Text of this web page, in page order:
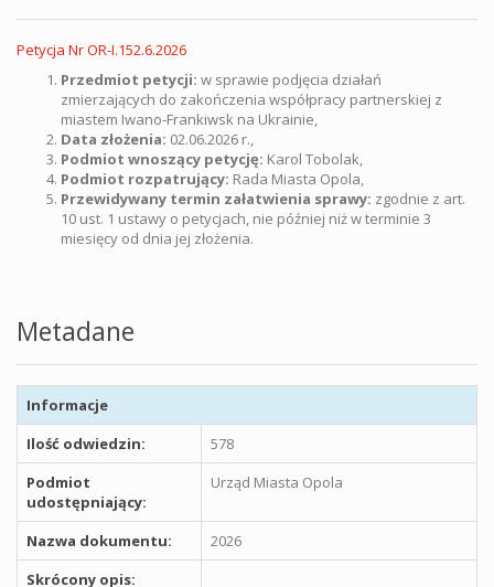
Petycja Nr OR-I.152.6.2026
Przedmiot petycji: w sprawie podjęcia działań
zmierzających do zakończenia współpracy partnerskiej z
miastem Iwano-Frankiwsk na Ukrainie,
Data złożenia: 02.06.2026 r.,
Podmiot wnoszący petycję: Karol Tobolak,
Podmiot rozpatrujący: Rada Miasta Opola,
Przewidywany termin załatwienia sprawy: zgodnie z art.
10 ust. 1 ustawy o petycjach, nie później niż w terminie 3
miesięcy od dnia jej złożenia.
Metadane
Informacje
Ilość odwiedzin:
578
Podmiot
udostępniający:
Urząd Miasta Opola
Nazwa dokumentu:
2026
Skrócony opis: